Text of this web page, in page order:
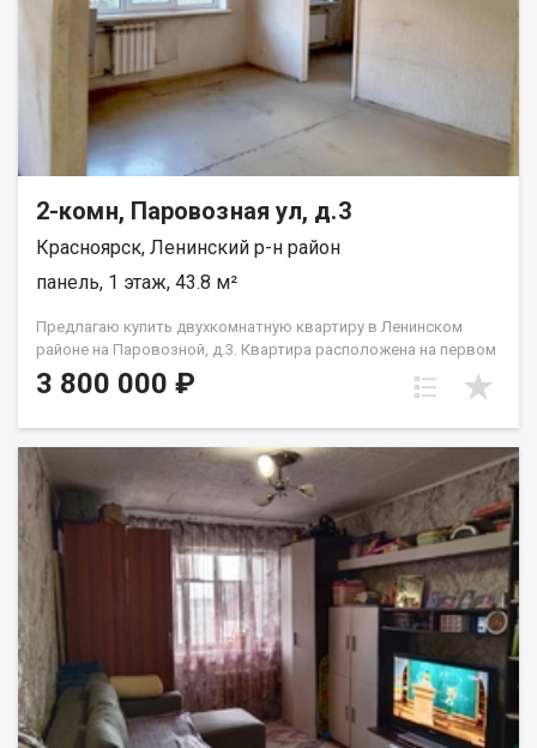
2-комн, Паровозная ул, д.3
Красноярск, Ленинский р-н район
панель, 1 этаж, 43.8 м²
Предлагаю купить двухкомнатную квартиру в Ленинском
районе на Паровозной, д.3. Квартира расположена на первом
этаже пятиэтажного панельного дома. Дом находится в тихом,
спокойном и очень зеленом районе, окна выходят во двор,
вместительная кладовка. Развитая инфраструктура, в
шаговой доступности школы, детские сада, Аэрокосмический
колледж, автобусные остановки и все необходимое для
комфортного проживания. Выход на сделку возможен после
первого сентября. Вся сумма в договоре, один взрослый
3 800 000 ₽